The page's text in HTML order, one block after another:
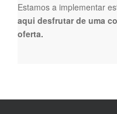
Estamos a implementar
aqui desfrutar de uma
oferta.